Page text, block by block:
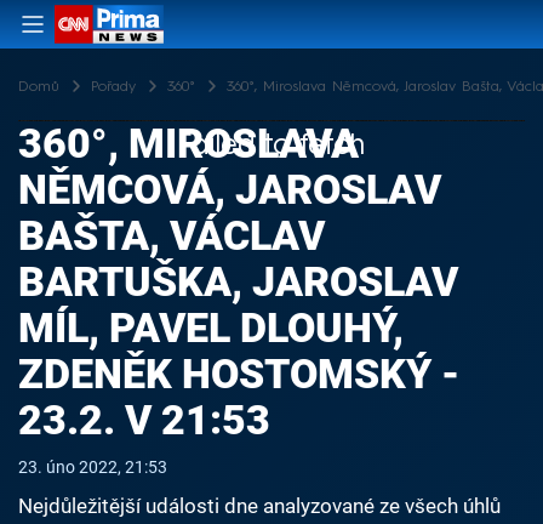
Domů Pořady 360° 360°, Miroslava Němcová, Jaroslav Bašta,
Failed to fetch
360°, MIROSLAVA
NĚMCOVÁ, JAROSLAV
BAŠTA, VÁCLAV
BARTUŠKA, JAROSLAV
MÍL, PAVEL DLOUHÝ,
ZDENĚK HOSTOMSKÝ -
23.2. V 21:53
23. úno 2022, 21:53
Nejdůležitější události dne analyzované ze všech úhlů